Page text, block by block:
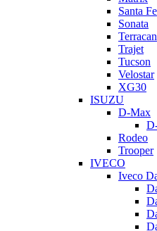
Santa Fe
Sonata
Terracan
Trajet
Tucson
Velostar
XG30
ISUZU
D-Max
Rodeo
Trooper
IVECO
Iveco